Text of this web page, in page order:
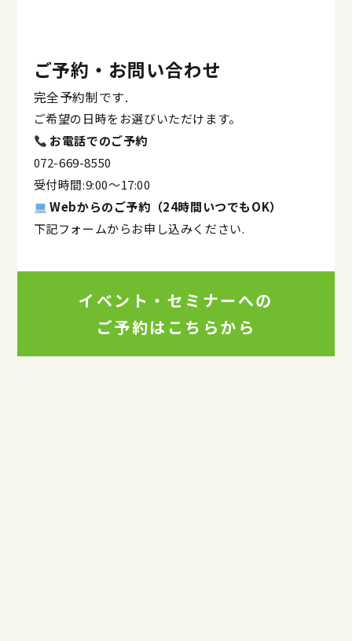
ご予約・お問い合わせ
完全予約制です.
ご希望の日時をお選びいただけます。
お電話でのご予約
072-669-8550
受付時間:9:00〜17:00
Webからのご予約（24時間いつでもOK）
下記フォームからお申し込みください.
イベント・セミナーへの
ご予約はこちらから